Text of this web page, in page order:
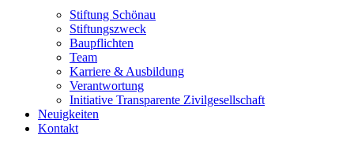
Stiftung Schönau
Stiftungszweck
Baupflichten
Team
Karriere & Ausbildung
Verantwortung
Initiative Transparente Zivilgesellschaft
Neuigkeiten
Kontakt